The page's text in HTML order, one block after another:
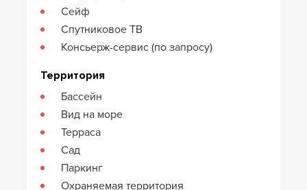
Сейф
Спутниковое ТВ
Консьерж-сервис (по запросу)
Территория
Бассейн
Вид на море
Терраса
Сад
Паркинг
Охраняемая территория